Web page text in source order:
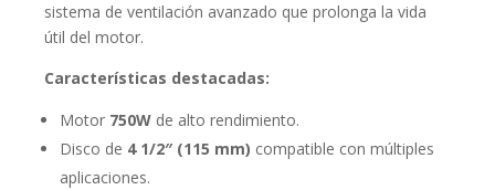
sistema de ventilación avanzado que prolonga la vida
útil del motor.
Características destacadas:
Motor 750W de alto rendimiento.
Disco de 4 1/2″ (115 mm) compatible con múltiples
aplicaciones.